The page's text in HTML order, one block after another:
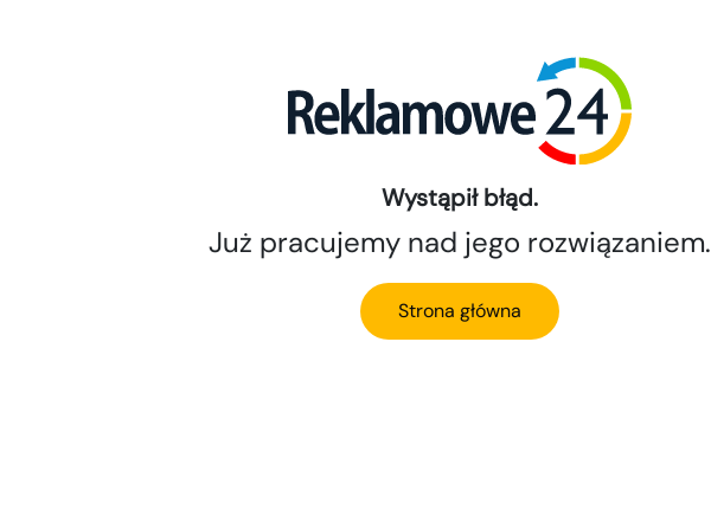
Wystąpił błąd.
Już pracujemy nad jego rozwiązaniem.
Strona główna